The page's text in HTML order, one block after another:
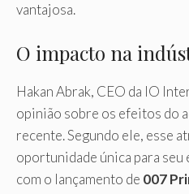
vantajosa.
O impacto na
Hakan Abrak, CEO da IO
opinião sobre os efeitos do
recente. Segundo ele, esse
oportunidade única para
com o lançamento de 007